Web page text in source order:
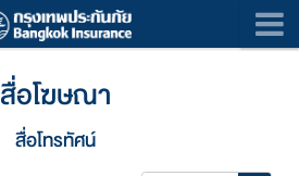
สื่อโฆษณา
สื่อโทรทัศน์